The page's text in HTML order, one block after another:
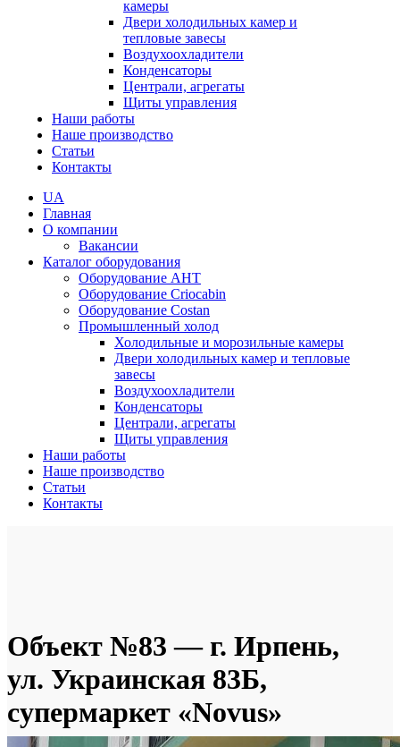
камеры
Двери холодильных камер и
тепловые завесы
Воздухоохладители
Конденсаторы
Централи, агрегаты
Щиты управления
Наши работы
Наше производство
Статьи
Контакты
UA
Главная
О компании
Вакансии
Каталог оборудования
Оборудование AHT
Оборудование Criocabin
Оборудование Costan
Промышленный холод
Холодильные и морозильные камеры
Двери холодильных камер и тепловые
завесы
Воздухоохладители
Конденсаторы
Централи, агрегаты
Щиты управления
Наши работы
Наше производство
Статьи
Контакты
Объект №83 — г. Ирпень,
ул. Украинская 83Б,
супермаркет «Novus»